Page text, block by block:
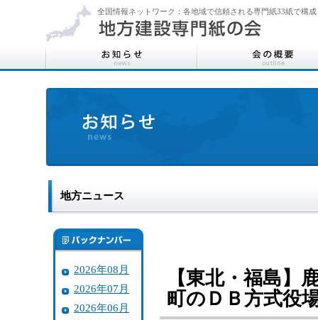
全国情報ネットワーク：各地域で信頼される専門紙33紙で構成
地方ニュース
2026年08月
2026年07月
2026年06月
【東北・福島】
町のＤＢ方式役